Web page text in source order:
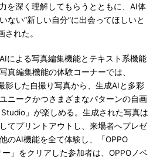
を深く理解してもらうとともに、AI体
ない“新しい自分”に出会ってほしいと
された。
による写真編集機能とテキスト系機能
真編集機能の体験コーナーでは、
影した自撮り写真から、生成AIと多彩
ニークかつさまざまなパターンの自画
」が楽しめる。生成された写真は
てプリントアウトし、来場者へプレゼ
のAI機能を全て体験し、「OPPO
」をクリアした参加者は、OPPOノベ